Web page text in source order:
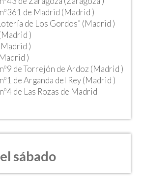
de Madrid (Madrid )
de Los Gordos” (Madrid )
)
)
)
de Torrejón de Ardoz (Madrid )
de Arganda del Rey (Madrid )
de Las Rozas de Madrid
sábado